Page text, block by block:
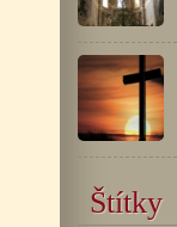
Štítky